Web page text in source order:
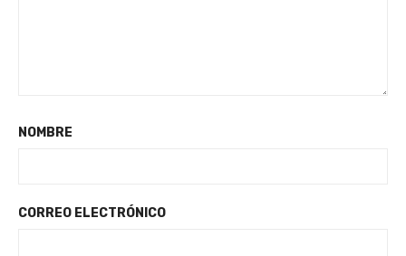
NOMBRE
CORREO ELECTRÓNICO